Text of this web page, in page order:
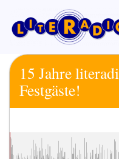
Inhalt
springen
15 Jahre
Festgäste!